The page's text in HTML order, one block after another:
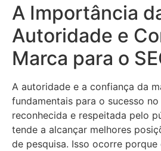
A Importância
Autoridade e
Marca para o
A autoridade e a confiança da
fundamentais para o sucesso no
reconhecida e respeitada pelo
tende a alcançar melhores
de pesquisa. Isso ocorre porque